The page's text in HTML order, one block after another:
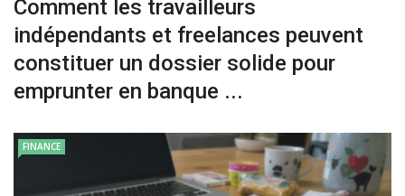
Comment les travailleurs
indépendants et freelances peuvent
constituer un dossier solide pour
emprunter en banque ...
FINANCE